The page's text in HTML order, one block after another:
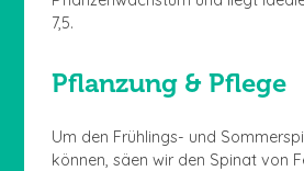
7,5.
Pflanzung & Pflege
Um den Frühlings- und
können, säen wir den Spinat von